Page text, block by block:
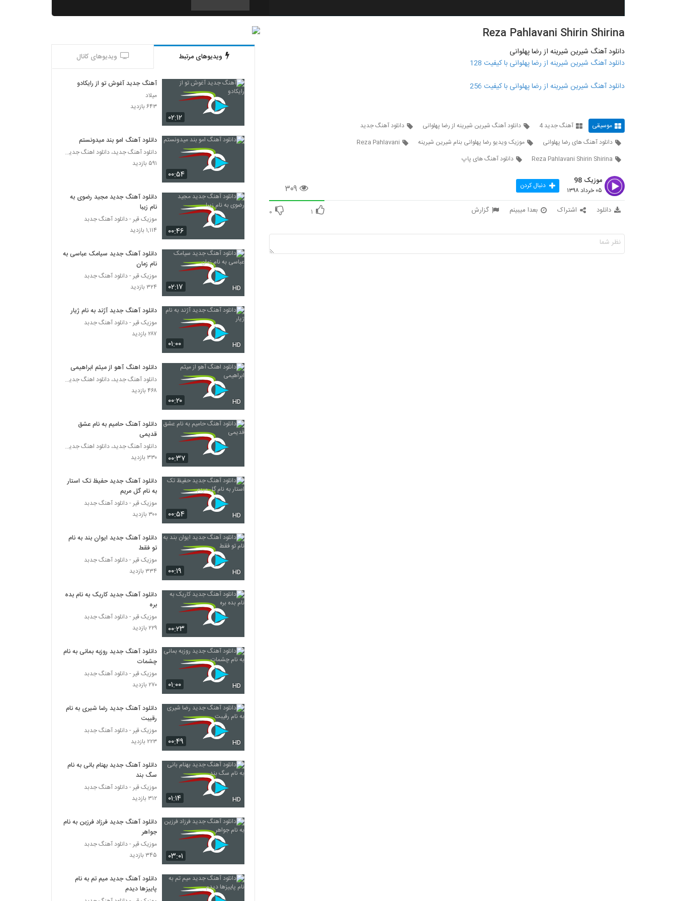
3619
دانلود آهنگ آرش صبور حواس پرت (Arash
Saboor Havaspart)
۳۷۹ بازدید
دانلود آهنگ مهرداد حاجی محمدی خدا
۳۱۷ بازدید
آهنگ پولاد جلالیان بنام ماه خوب خدا
۳۲۴ بازدید
Amir Azimi Mah Banoo
۳۰۲ بازدید
آهنگ رضا یزدانی بنام تو خودم میسوزم
۳۹۳ بازدید
دانلود آهنگ نقاب از مهرداد جباری
Mohammad Hosein Soltani Rabbana
۳۴۰ بازدید
آهنگ عاشقت دیوونته از رضا ساجدی(پاپ)
موزیک زیبای همه جوره عاشقت شدم از صادق
هاشمی
۳۳۴ بازدید
ستار حسینی آهنگ علاقه شدید
۳۶۹ بازدید
دیوونه
۲۷۱ بازدید
دانلود آهنگ احمد اروند سن منیم عشقیم
۳۸۳ بازدید
دانلود آهنگ پرواز از ابوالفضل جعفری
۲۹۷ بازدید
آهنگ نفس از رضا لیریایی(پاپ)
۴۷۲ بازدید
دانلود آهنگ درست نمیشم (رمیکس) از سیروان
خسروی به همراه متن ترانه
۴۱۲ بازدید
آهنگ کامبیز کوه کن بنام دقایق یه زندگی
۲۹۴ بازدید
موزیک زیبای تو رفتی از محمدرضا کثیری
۲۷۶ بازدید
دانلود آهنگ جدید و زیبای مهدی رجبی با نام هر
از گاهی
۲۸۱ بازدید
موزیک زیبای صدای خنده هات از حمزه نوری
دانلود آهنگ خیال نکن از امیرحسین علی اصغری
۳۰۱ بازدید
دانلود آهنگ بهونه از فرشاد رجبی
۳۳۸ بازدید
Reza Pahlavani Shirin Shirina
دانلود آهنگ شیرین شیرینه از رضا پهلوانی
دانلود آهنگ شیرین شیرینه از رضا پهلوانی با کیفیت 128
دانلود آهنگ شیرین شیرینه از رضا پهلوانی با کیفیت 256
موسیقی آهنگ جدید 4 دانلود آهنگ شیرین شیرینه از رضا پهلوانی
دانلود آهنگ جدید
دانلود آهنگ های رضا پهلوانی
موزیک ویدیو رضا پهلوانی بنام شیرین شیرینه
Reza Pahlavani
Reza Pahlavani Shirin Shirina
دانلود آهنگ های پاپ
۳۰۹
موزیک 98
۰۵ خرداد ۱۳۹۸ دنبال کردن
دانلود اشتراک بعدا میبینم گزارش ۱ ۰
ویدیوهای مرتبط ویدیوهای کانال
۰۲:۱۲
آهنگ جدید آغوش تو از رایکادو
میلاد
۶۴۳ بازدید
۰۰:۵۴
دانلود آهنگ امو بند میدونستم
دانلود آهنگ جدید، دانلود اهنگ جدید ایرانی
۵۹۱ بازدید
۰۰:۴۶
دانلود آهنگ جدید مجید رضوی به
نام زیبا
موزیک قیر - دانلود آهنگ جدبد
۱,۱۱۴ بازدید
۰۲:۱۷ HD
دانلود آهنگ جدید سیامک عباسی به
نام زمان
موزیک قیر - دانلود آهنگ جدبد
۳۲۴ بازدید
۰۱:۰۰ HD
دانلود آهنگ جدید آژند به نام ژیار
موزیک قیر - دانلود آهنگ جدبد
۲۸۷ بازدید
۰۰:۲۰ HD
دانلود اهنگ آهو از میثم ابراهیمی
دانلود آهنگ جدید، دانلود اهنگ جدید ایرانی
۴۶۸ بازدید
۰۰:۳۷
دانلود آهنگ حامیم به نام عشق
قدیمی
دانلود آهنگ جدید، دانلود اهنگ جدید ایرانی
۳۳۰ بازدید
۰۰:۵۴ HD
دانلود آهنگ جدید حفیظ تک استار
به نام گل مریم
موزیک قیر - دانلود آهنگ جدبد
۳۰۰ بازدید
۰۰:۱۹ HD
دانلود آهنگ جدید ایوان بند به نام
تو فقط
موزیک قیر - دانلود آهنگ جدبد
۳۳۴ بازدید
۰۰:۲۳
دانلود آهنگ جدید کاریک به نام بده
بره
موزیک قیر - دانلود آهنگ جدبد
۲۲۹ بازدید
۰۱:۰۰ HD
دانلود آهنگ جدید روزبه بمانی به نام
چشمات
موزیک قیر - دانلود آهنگ جدبد
۲۷۰ بازدید
۰۰:۴۹ HD
دانلود آهنگ جدید رضا شیری به نام
رقیبت
موزیک قیر - دانلود آهنگ جدبد
۲۲۳ بازدید
۰۱:۱۴ HD
دانلود آهنگ جدید بهنام بانی به نام
سگ بند
موزیک قیر - دانلود آهنگ جدبد
۳۱۲ بازدید
۰۳:۰۱
دانلود آهنگ جدید فرزاد فرزین به نام
جواهر
موزیک قیر - دانلود آهنگ جدبد
۳۴۵ بازدید
دانلود آهنگ جدید میم تم به نام
پاییزها دیدم